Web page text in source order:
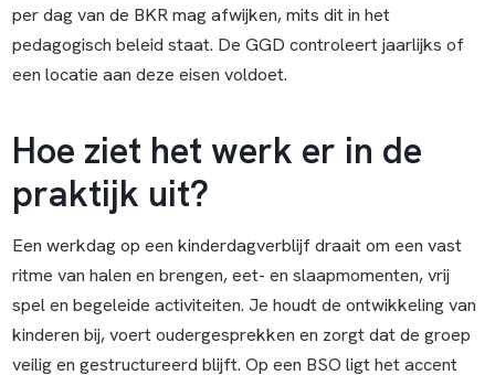
per dag van de BKR mag afwijken, mits dit in het
pedagogisch beleid staat. De GGD controleert jaarlijks of
een locatie aan deze eisen voldoet.
Hoe ziet het werk er in de
praktijk uit?
Een werkdag op een kinderdagverblijf draait om een vast
ritme van halen en brengen, eet- en slaapmomenten, vrij
spel en begeleide activiteiten. Je houdt de ontwikkeling van
kinderen bij, voert oudergesprekken en zorgt dat de groep
veilig en gestructureerd blijft. Op een BSO ligt het accent